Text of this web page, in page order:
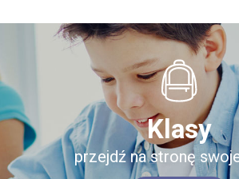
Klasy
przejdź na stronę